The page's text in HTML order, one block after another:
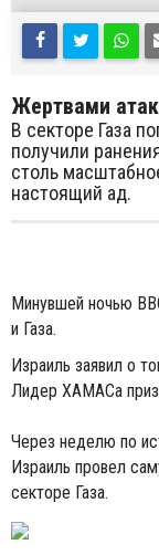
Жертвами
В секторе Газа
получили
столь
настоящий ад.
Минувшей ночью
и Газа.
Израиль заявил о
Лидер ХАМАСа
Через неделю по
Израиль провел
секторе Газа.